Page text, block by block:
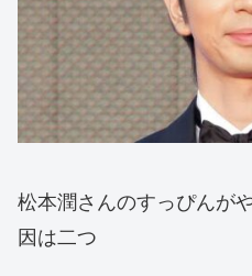
松本潤さんのすっぴんが
因は二つ